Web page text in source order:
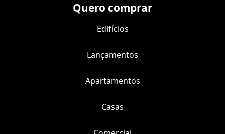
Quero comprar
Edifícios
Lançamentos
Apartamentos
Casas